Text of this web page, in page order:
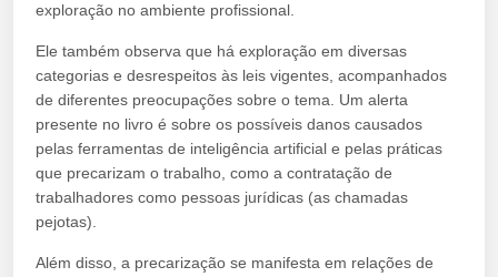
exploração no ambiente profissional.
Ele também observa que há exploração em diversas
categorias e desrespeitos às leis vigentes, acompanhados
de diferentes preocupações sobre o tema. Um alerta
presente no livro é sobre os possíveis danos causados
pelas ferramentas de inteligência artificial e pelas práticas
que precarizam o trabalho, como a contratação de
trabalhadores como pessoas jurídicas (as chamadas
pejotas).
Além disso, a precarização se manifesta em relações de